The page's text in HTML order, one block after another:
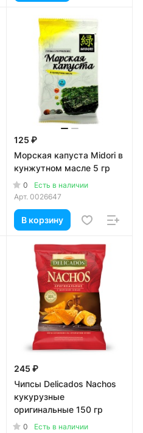
125 ₽
Морская капуста Midori в
кунжутном масле 5 гр
0
Есть в наличии
Арт. 0026647
В корзину
245 ₽
Чипсы Delicados Nachos
кукурузные
оригинальные 150 гр
0
Есть в наличии